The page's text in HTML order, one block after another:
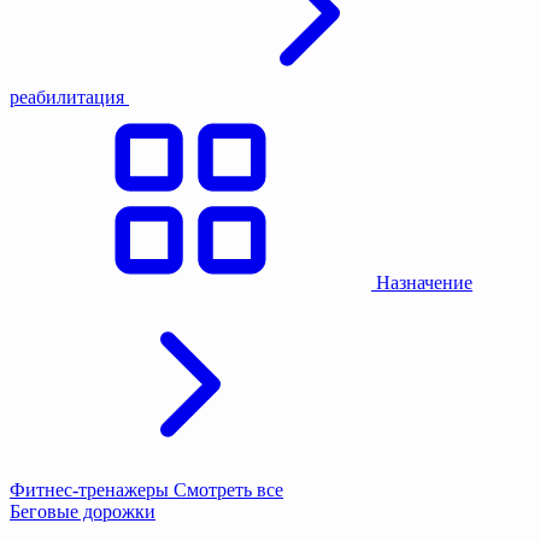
реабилитация
Назначение
Фитнес-тренажеры Смотреть все
Беговые дорожки